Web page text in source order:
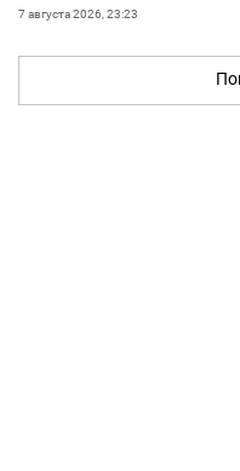
7 августа 2026, 23:23